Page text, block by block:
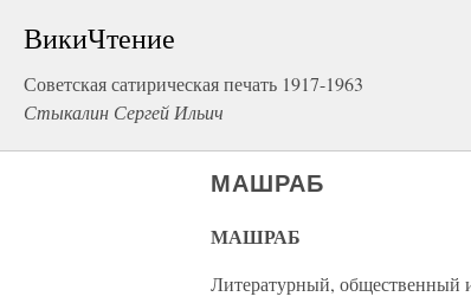
ВикиЧтение
Советская сатирическая печать 1917-1963
Стыкалин Сергей Ильич
МАШРАБ
МАШРАБ
Литературный, общественный